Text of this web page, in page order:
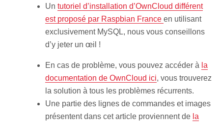
Un tutoriel d’installation d’OwnCloud différent
est proposé par Raspbian France en utilisant
exclusivement MySQL, nous vous conseillons
d’y jeter un œil !
En cas de problème, vous pouvez accéder à la
documentation de OwnCloud ici, vous trouverez
la solution à tous les problèmes récurrents.
Une partie des lignes de commandes et images
présentent dans cet article proviennent de la